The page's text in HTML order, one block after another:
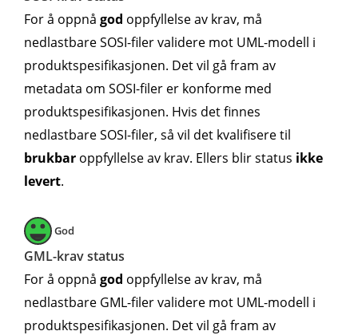
For å oppnå god oppfyllelse av krav, må
nedlastbare SOSI-filer validere mot UML-modell i
produktspesifikasjonen. Det vil gå fram av
metadata om SOSI-filer er konforme med
produktspesifikasjonen. Hvis det finnes
nedlastbare SOSI-filer, så vil det kvalifisere til
brukbar oppfyllelse av krav. Ellers blir status ikke
levert.
God
GML-krav status
For å oppnå god oppfyllelse av krav, må
nedlastbare GML-filer validere mot UML-modell i
produktspesifikasjonen. Det vil gå fram av